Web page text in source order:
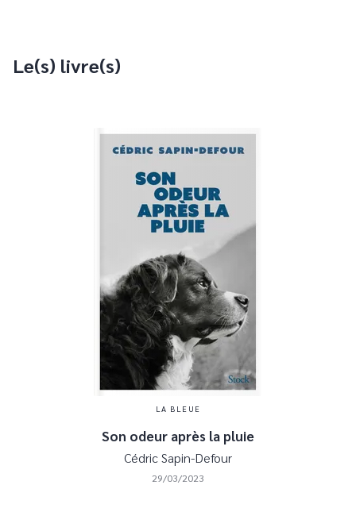
Le(s) livre(s)
LA BLEUE
Son odeur après la pluie
Cédric Sapin-Defour
29/03/2023